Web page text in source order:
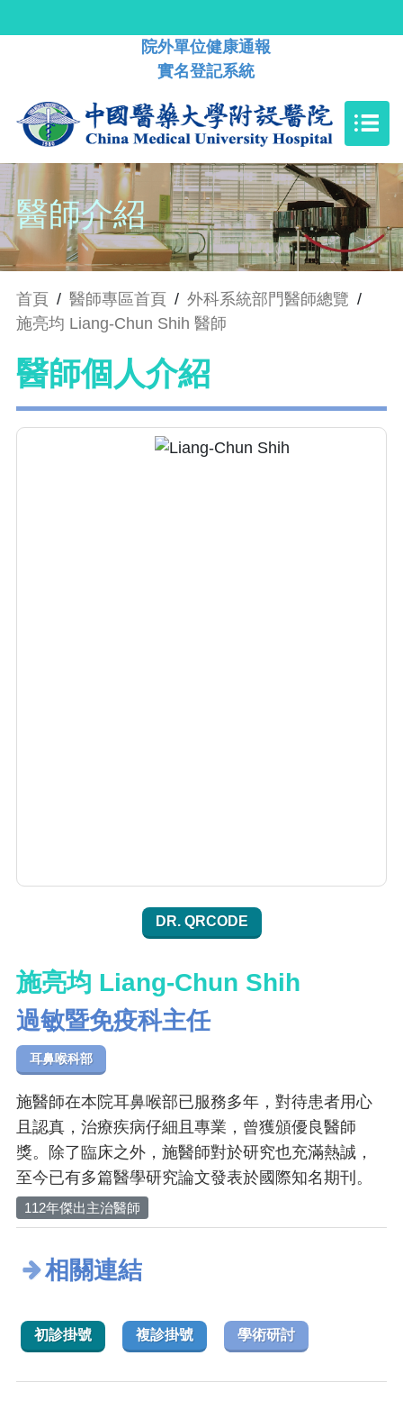
院外單位健康通報
實名登記系統
醫師介紹
首頁 / 醫師專區首頁 / 外科系統部門醫師總覽 /
施亮均 Liang-Chun Shih 醫師
醫師個人介紹
DR. QRCODE
施亮均 Liang-Chun Shih
過敏暨免疫科主任
耳鼻喉科部
施醫師在本院耳鼻喉部已服務多年，對待患者用心
且認真，治療疾病仔細且專業，曾獲頒優良醫師
獎。除了臨床之外，施醫師對於研究也充滿熱誠，
至今已有多篇醫學研究論文發表於國際知名期刊。
112年傑出主治醫師
相關連結
初診掛號 複診掛號 學術研討